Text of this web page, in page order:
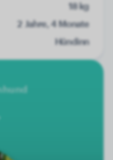
18 kg
2 Jahre, 4 Monate
Hündinn